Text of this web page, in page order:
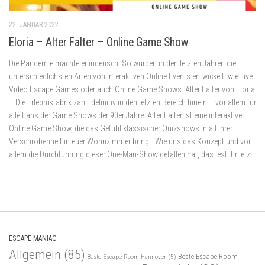
22. JANUAR 2022
Eloria – Alter Falter – Online Game Show
Die Pandemie machte erfinderisch. So wurden in den letzten Jahren die
unterschiedlichsten Arten von interaktiven Online Events entwickelt, wie Live
Video Escape Games oder auch Online Game Shows. Alter Falter von Eloria
– Die Erlebnisfabrik zählt definitiv in den letzten Bereich hinein – vor allem für
alle Fans der Game Shows der 90er Jahre. Alter Falter ist eine interaktive
Online Game Show, die das Gefühl klassischer Quizshows in all ihrer
Verschrobenheit in euer Wohnzimmer bringt. Wie uns das Konzept und vor
allem die Durchführung dieser One-Man-Show gefallen hat, das lest ihr jetzt.
ESCAPE MANIAC
Allgemein (85) Beste Escape Room Hannover (5) Beste Escape Room